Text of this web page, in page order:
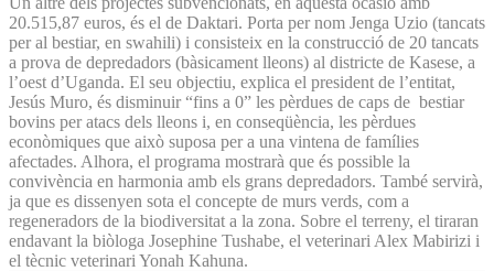
20.515,87 euros, és el de Daktari. Porta per nom Jenga Uzio (tancats
per al bestiar, en swahili) i consisteix en la construcció de 20 tancats
a prova de depredadors (bàsicament lleons) al districte de Kasese, a
l’oest d’Uganda. El seu objectiu, explica el president de l’entitat,
Jesús Muro, és disminuir “fins a 0” les pèrdues de caps de bestiar
bovins per atacs dels lleons i, en conseqüència, les pèrdues
econòmiques que això suposa per a una vintena de famílies
afectades. Alhora, el programa mostrarà que és possible la
convivència en harmonia amb els grans depredadors. També servirà,
ja que es dissenyen sota el concepte de murs verds, com a
regeneradors de la biodiversitat a la zona. Sobre el terreny, el tiraran
endavant la biòloga Josephine Tushabe, el veterinari Alex Mabirizi i
el tècnic veterinari Yonah Kahuna.